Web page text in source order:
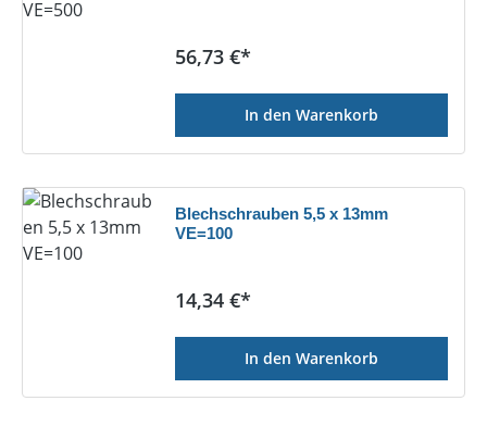
Regulärer Preis:
56,73 €*
In den Warenkorb
Blechschrauben 5,5 x 13mm
VE=100
Regulärer Preis:
14,34 €*
In den Warenkorb